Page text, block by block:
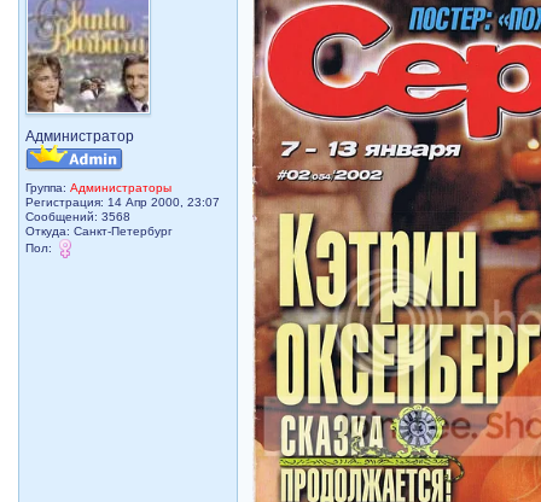
Администратор
Группа:Администраторы
Регистрация: 14 Апр 2000, 23:07
Сообщений: 3568
Откуда: Санкт-Петербург
Пол: